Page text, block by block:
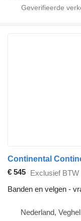
Continental
€ 545 Exclusief BTW
Banden en velgen -
Nederland, Veghel